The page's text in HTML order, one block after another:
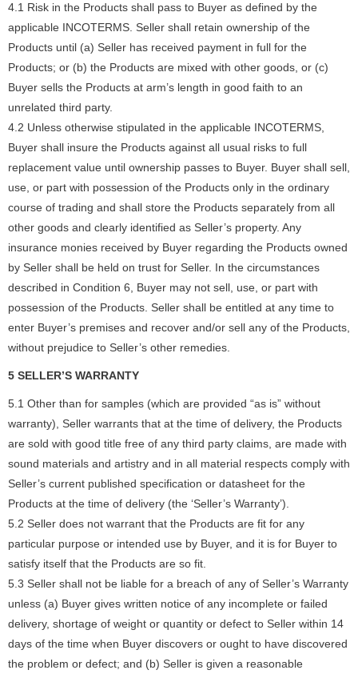
4.1 Risk in the Products shall pass to Buyer as defined by the
applicable INCOTERMS. Seller shall retain ownership of the
Products until (a) Seller has received payment in full for the
Products; or (b) the Products are mixed with other goods, or (c)
Buyer sells the Products at arm’s length in good faith to an
unrelated third party.
4.2 Unless otherwise stipulated in the applicable INCOTERMS,
Buyer shall insure the Products against all usual risks to full
replacement value until ownership passes to Buyer. Buyer shall sell,
use, or part with possession of the Products only in the ordinary
course of trading and shall store the Products separately from all
other goods and clearly identified as Seller’s property. Any
insurance monies received by Buyer regarding the Products owned
by Seller shall be held on trust for Seller. In the circumstances
described in Condition 6, Buyer may not sell, use, or part with
possession of the Products. Seller shall be entitled at any time to
enter Buyer’s premises and recover and/or sell any of the Products,
without prejudice to Seller’s other remedies.
5 SELLER’S WARRANTY
5.1 Other than for samples (which are provided “as is” without
warranty), Seller warrants that at the time of delivery, the Products
are sold with good title free of any third party claims, are made with
sound materials and artistry and in all material respects comply with
Seller’s current published specification or datasheet for the
Products at the time of delivery (the ‘Seller’s Warranty’).
5.2 Seller does not warrant that the Products are fit for any
particular purpose or intended use by Buyer, and it is for Buyer to
satisfy itself that the Products are so fit.
5.3 Seller shall not be liable for a breach of any of Seller’s Warranty
unless (a) Buyer gives written notice of any incomplete or failed
delivery, shortage of weight or quantity or defect to Seller within 14
days of the time when Buyer discovers or ought to have discovered
the problem or defect; and (b) Seller is given a reasonable